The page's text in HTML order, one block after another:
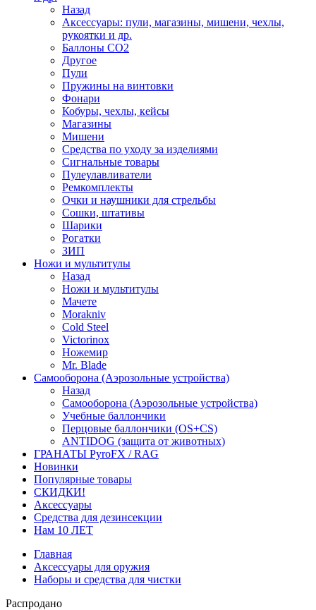
Назад
Аксессуары: пули, магазины, мишени, чехлы,
рукоятки и др.
Баллоны CO2
Другое
Пули
Пружины на винтовки
Фонари
Кобуры, чехлы, кейсы
Магазины
Мишени
Средства по уходу за изделиями
Сигнальные товары
Пулеулавливатели
Ремкомплекты
Очки и наушники для стрельбы
Сошки, штативы
Шарики
Рогатки
ЗИП
Ножи и мультитулы
Назад
Ножи и мультитулы
Мачете
Morakniv
Cold Steel
Victorinox
Ножемир
Mr. Blade
Самооборона (Аэрозольные устройства)
Назад
Самооборона (Аэрозольные устройства)
Учебные баллончики
Перцовые баллончики (OS+CS)
ANTIDOG (защита от животных)
ГРАНАТЫ PyroFX / RAG
Новинки
Популярные товары
СКИДКИ!
Аксессуары
Средства для дезинсекции
Нам 10 ЛЕТ
Главная
Аксессуары для оружия
Наборы и средства для чистки
Распродано